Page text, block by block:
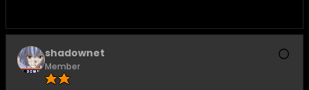
shadownet
Member